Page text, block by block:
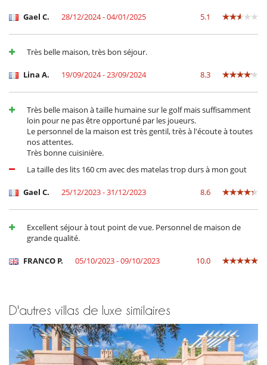
Gael C. 28/12/2024 - 04/01/2025 5.1
Très belle maison, très bon séjour.
Lina A. 19/09/2024 - 23/09/2024 8.3
Très belle maison à taille humaine sur le golf mais suffisamment
loin pour ne pas être opportuné par les joueurs.
Le personnel de la maison est très gentil, très à l'écoute à toutes
nos attentes.
Très bonne cuisinière.
La taille des lits 160 cm avec des matelas trop durs à mon gout
Gael C. 25/12/2023 - 31/12/2023 8.6
Excellent séjour à tout point de vue. Personnel de maison de
grande qualité.
FRANCO P. 05/10/2023 - 09/10/2023 10.0
D'autres villas de luxe similaires